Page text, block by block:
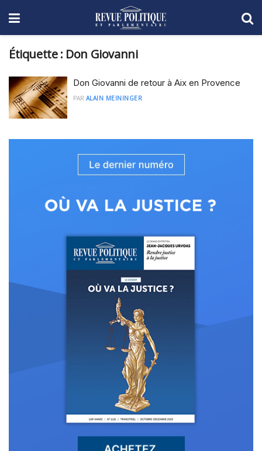
Étiquette : Don Giovanni
Don Giovanni de retour à Aix en Provence
PAR ALAIN MEININGER